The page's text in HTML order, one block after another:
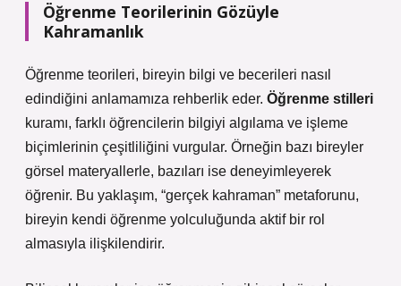
Öğrenme Teorilerinin Gözüyle
Kahramanlık
Öğrenme teorileri, bireyin bilgi ve becerileri nasıl
edindiğini anlamamıza rehberlik eder. Öğrenme stilleri
kuramı, farklı öğrencilerin bilgiyi algılama ve işleme
biçimlerinin çeşitliliğini vurgular. Örneğin bazı bireyler
görsel materyallerle, bazıları ise deneyimleyerek
öğrenir. Bu yaklaşım, “gerçek kahraman” metaforunu,
bireyin kendi öğrenme yolculuğunda aktif bir rol
almasıyla ilişkilendirir.